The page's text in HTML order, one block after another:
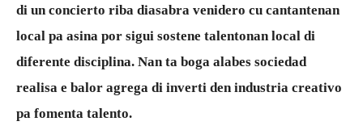
di un concierto riba diasabra venidero cu cantantenan
local pa asina por sigui sostene talentonan local di
diferente disciplina. Nan ta boga alabes sociedad
realisa e balor agrega di inverti den industria creativo
pa fomenta talento.